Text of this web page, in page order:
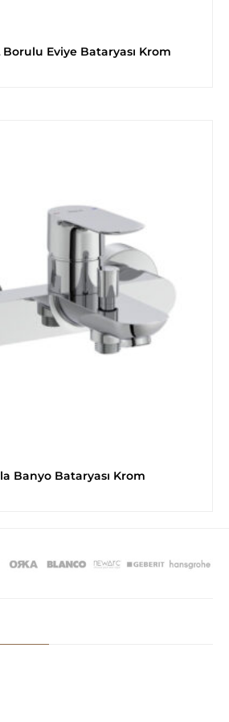
Borulu Eviye Bataryası Krom
Banyo Bataryası Krom